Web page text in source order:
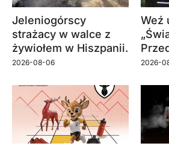
Jeleniogórscy
strażacy w walce z
żywiołem w Hiszpanii.
2026-08-06
Weź
2026-